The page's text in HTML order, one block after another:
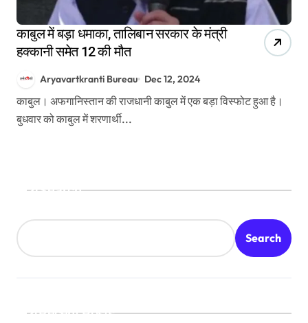
काबुल में बड़ा धमाका, तालिबान सरकार के मंत्री
हक्कानी समेत 12 की मौत
Aryavartkranti Bureau Dec 12, 2024
काबुल। अफगानिस्तान की राजधानी काबुल में एक बड़ा विस्फोट हुआ है।
बुधवार को काबुल में शरणार्थी...
Search
Search
Recent Posts